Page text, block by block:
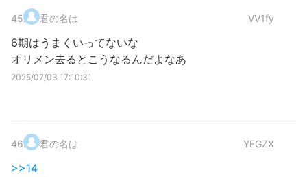
45. 君の名は VV1fy
6期はうまくいってないな
オリメン去るとこうなるんだよなあ
2025/07/03 17:10:31
46. 君の名は YEGZX
>>14